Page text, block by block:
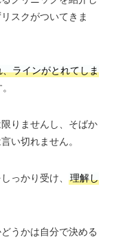
スクがついてきま
ラインがとれてしま
りませんし、そばか
い切れません。
っかり受け、
理解し
うかは自分で決める